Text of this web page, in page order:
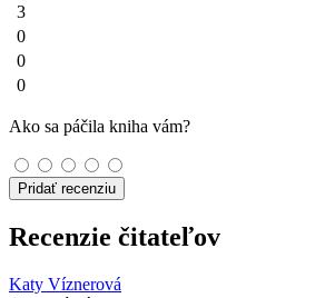
3
0
0
0
Ako sa páčila kniha vám?
Pridať recenziu
Recenzie čitateľov
Katy Víznerová